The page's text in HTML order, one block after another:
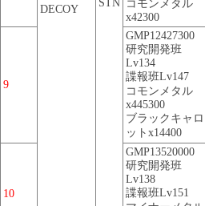
DECOY
STN
コモンメタル
x42300
9
GMP12427300
研究開発班
Lv134
諜報班Lv147
コモンメタル
x445300
ブラックキャロ
ットx14400
10
GMP13520000
研究開発班
Lv138
諜報班Lv151